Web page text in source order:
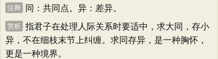
注释 同：共同点。异：差异。
赏析 指君子在处理人际关系时要适中，求大同，存小
异，不在细枝末节上纠缠。求同存异，是一种胸怀，
更是一种境界。